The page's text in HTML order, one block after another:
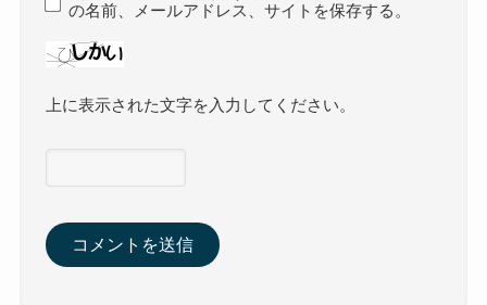
の名前、メールアドレス、サイトを保存する。
上に表示された文字を入力してください。